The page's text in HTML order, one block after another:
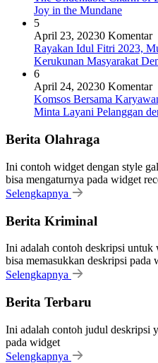
Joy in the Mundane
5
April 23, 20230 Komentar
Rayakan Idul Fitri 2023,
Kerukunan Masyarakat
6
April 24, 20230 Komentar
Komsos Bersama
Minta Layani Pelanggan
Berita Olahraga
Ini contoh widget dengan style
bisa mengaturnya pada widget
Selengkapnya
Berita Kriminal
Ini adalah contoh deskripsi untuk
bisa memasukkan deskripsi pada
Selengkapnya
Berita Terbaru
Ini adalah contoh judul deskripsi
pada widget
Selengkapnya